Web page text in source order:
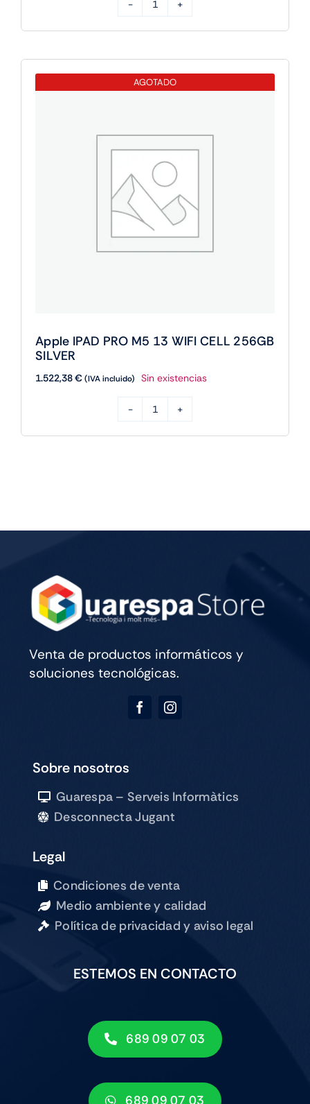
IPAD
13
cantidad
AGOTADO
Apple IPAD PRO M5 13 WIFI CELL 256GB
SILVER
1.522,38€(IVA incluido) Sin existencias
IPAD
CELL
Venta de productos informáticos y
soluciones tecnológicas.
Sobre nosotros
Guarespa – Serveis Informàtics
Desconnecta Jugant
Legal
Condiciones de venta
Medio ambiente y calidad
Política de privacidad y aviso legal
ESTEMOS EN CONTACTO
689 09 07 03
689 09 07 03